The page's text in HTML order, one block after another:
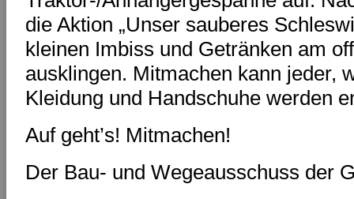
die Aktion „Unser sauberes
kleinen Imbiss und Getränken am
ausklingen. Mitmachen kann jeder,
Kleidung und Handschuhe werden
Auf geht’s! Mitmachen!
Der Bau- und Wegeausschuss der